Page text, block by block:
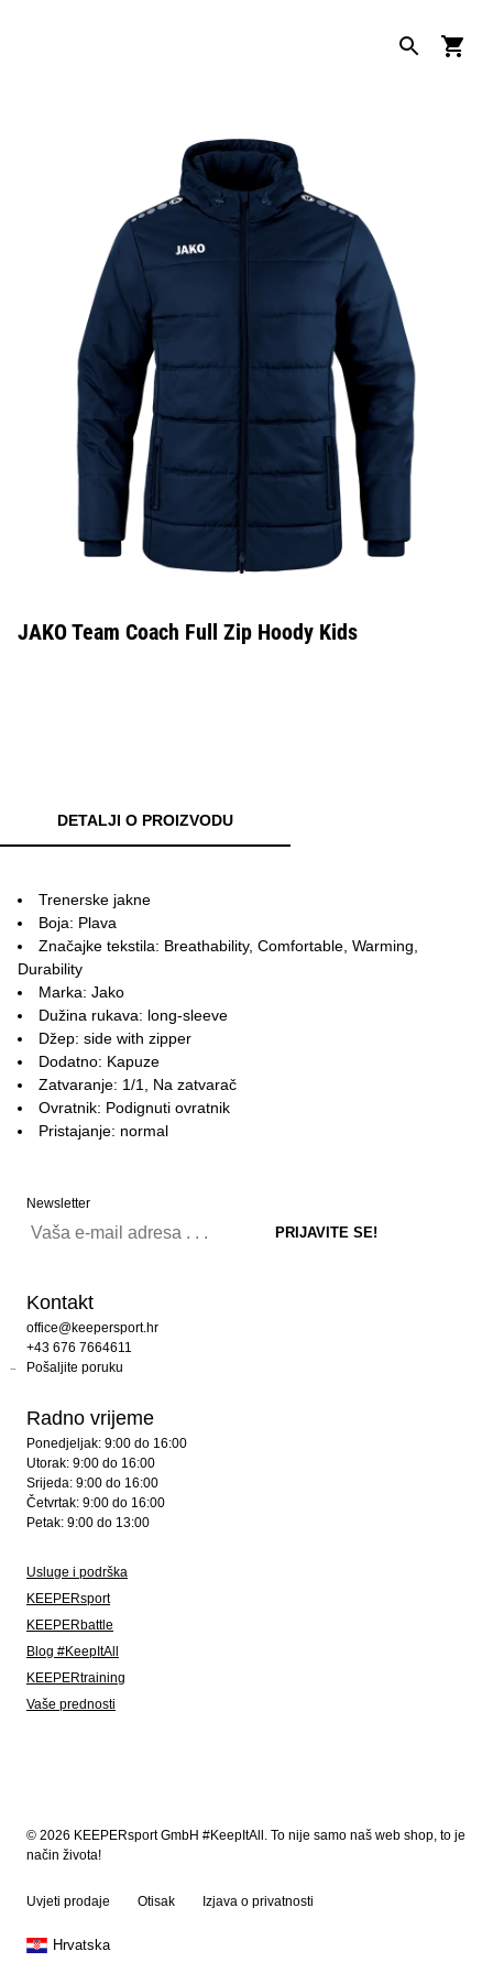
JAKO Team Coach Full Zip Hoody Kids
DETALJI O PROIZVODU
Trenerske jakne
Boja: Plava
Značajke tekstila: Breathability, Comfortable, Warming,
Durability
Marka: Jako
Dužina rukava: long-sleeve
Džep: side with zipper
Dodatno: Kapuze
Zatvaranje: 1/1, Na zatvarač
Ovratnik: Podignuti ovratnik
Pristajanje: normal
Newsletter
Kontakt
office@keepersport.hr
+43 676 7664611
Pošaljite poruku
Radno vrijeme
Ponedjeljak: 9:00 do 16:00
Utorak: 9:00 do 16:00
Srijeda: 9:00 do 16:00
Četvrtak: 9:00 do 16:00
Petak: 9:00 do 13:00
Usluge i podrška
KEEPERsport
KEEPERbattle
Blog #KeepItAll
KEEPERtraining
Vaše prednosti
© 2026 KEEPERsport GmbH #KeepItAll. To nije samo naš web shop, to je
način života!
Uvjeti prodaje Otisak Izjava o privatnosti
Hrvatska